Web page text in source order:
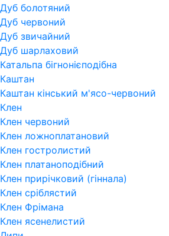
Дуб болотяний
Дуб червоний
Дуб звичайний
Дуб шарлаховий
Катальпа бігнонієподібна
Каштан
Каштан кінський м'ясо-червоний
Клен
Клен червоний
Клен ложноплатановий
Клен гостролистий
Клен платаноподібний
Клен прирічковий (гіннала)
Клен сріблястий
Клен Фрімана
Клен ясенелистий